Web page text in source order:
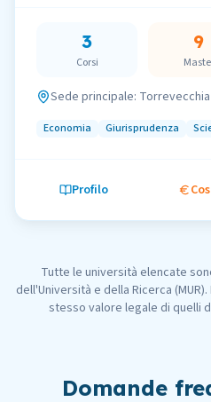
3
Corsi
9
Sede principale: Torrevecchia
Economia Giurisprudenza
Profilo
Tutte le università elencate
dell'Università e della Ricerca
stesso valore legale di quelli
Domande